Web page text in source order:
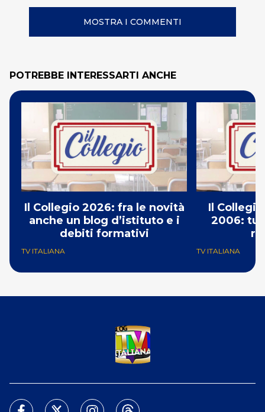
MOSTRA I COMMENTI
POTREBBE INTERESSARTI ANCHE
Il Collegio 2026: fra le novità
anche un blog d’istituto e i
debiti formativi
TV ITALIANA
Il
2006:
TV ITALIANA